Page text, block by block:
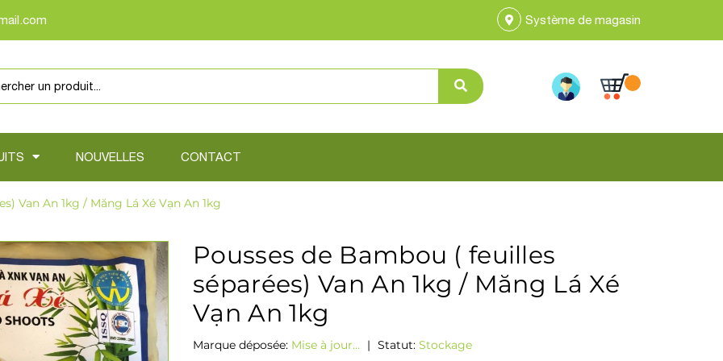
Système de magasin
NOUVELLES CONTACT
Van An 1kg / Măng Lá Xé Vạn An 1kg
Pousses de Bambou ( feuilles
séparées) Van An 1kg / Măng Lá Xé
Vạn An 1kg
Marque déposée: Mise à jour... | Statut: Stockage